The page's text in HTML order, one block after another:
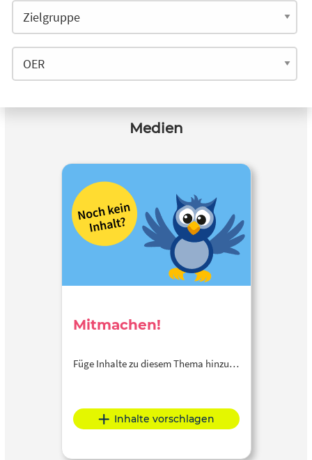
Medien
Mitmachen!
Füge Inhalte zu diesem Thema hinzu…
Inhalte vorschlagen